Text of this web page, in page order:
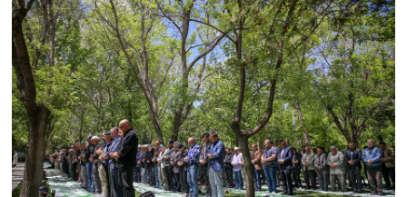
Bitlis Müftülüğü
Bolu Müftülüğü
Burdur Müftülüğü
Bursa Müftülüğü
Sağlık
Makaleler
Ekonomi
Duyurular